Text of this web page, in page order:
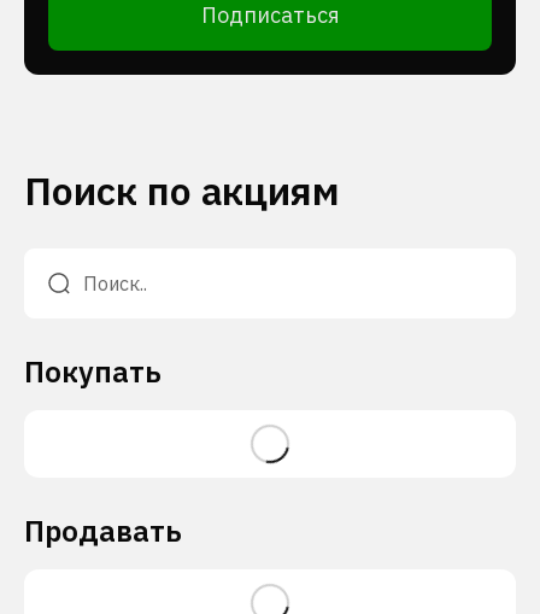
Подписаться
Поиск по акциям
Покупать
Продавать